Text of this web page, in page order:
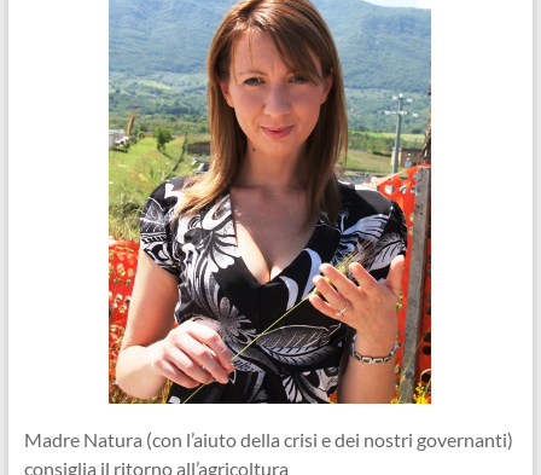
Madre Natura (con l’aiuto della crisi e dei nostri governanti)
consiglia il ritorno all’agricoltura